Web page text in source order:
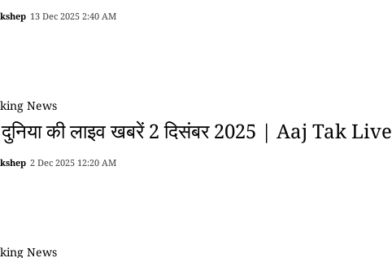
13 Dec 2025 2:40 AM
News
की लाइव खबरें 2 दिसंबर 2025 | Aaj Tak Live
2 Dec 2025 12:20 AM
News